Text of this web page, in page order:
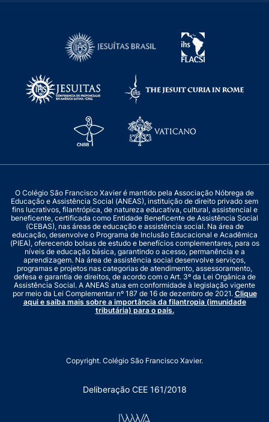
O Colégio São Francisco Xavier é mantido pela Associação Nóbrega de
Educação e Assistência Social (ANEAS), instituição de direito privado sem
fins lucrativos, filantrópica, de natureza educativa, cultural, assistencial e
beneficente, certificada como Entidade Beneficente de Assistência Social
(CEBAS), nas áreas de educação e assistência social. Na área de
educação, desenvolve o Programa de Inclusão Educacional e Acadêmica
(PIEA), oferecendo bolsas de estudo e benefícios complementares, para os
níveis de educação básica, garantindo o acesso, permanência e a
aprendizagem. Na área de assistência social desenvolve serviços,
programas e projetos nas categorias de atendimento, assessoramento,
defesa e garantia de direitos, de acordo com o Art. 3º da Lei Orgânica de
Assistência Social. A ANEAS atua em conformidade à legislação vigente
por meio da Lei Complementar nº 187 de 16 de dezembro de 2021. Clique
aqui e saiba mais sobre a importância da filantropia (imunidade
tributária) para o país.
Copyright. Colégio São Francisco Xavier.
Deliberação CEE 161/2018